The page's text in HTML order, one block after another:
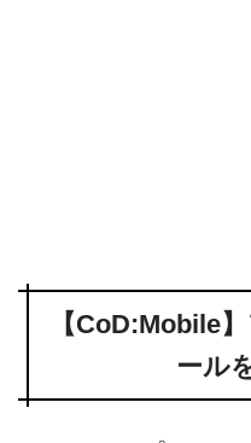
【CoD:Mobile
ール